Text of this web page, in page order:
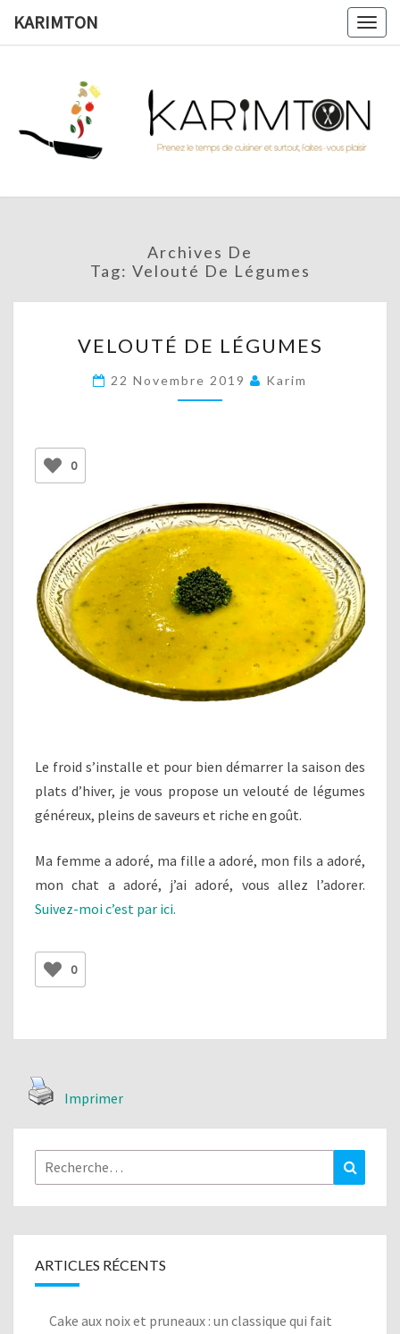
KARIMTON
Prenez
Le
Et
Vous
Plaisir !
Archives De
Tag: Velouté De Légumes
DE
LÉGUMES
VELOUTÉ DE LÉGUMES
22 Novembre 2019 Karim
0
Le froid s’installe et pour bien démarrer la saison des
plats d’hiver, je vous propose un velouté de légumes
généreux, pleins de saveurs et riche en goût.
Ma femme a adoré, ma fille a adoré, mon fils a adoré,
mon chat a adoré, j’ai adoré, vous allez l’adorer.
Suivez-moi c’est par ici.
0
Imprimer
Rechercher :
ARTICLES RÉCENTS
Cake aux noix et pruneaux : un classique qui fait